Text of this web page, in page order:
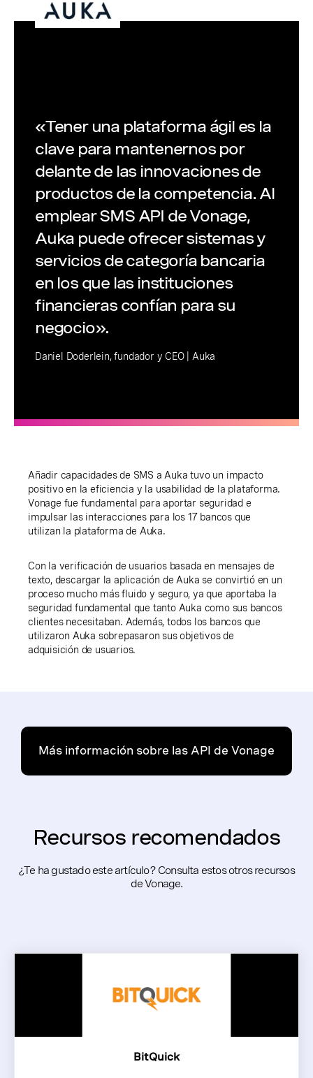
«Tener una plataforma ágil es la
clave para mantenernos por
delante de las innovaciones de
productos de la competencia. Al
emplear SMS API de Vonage,
Auka puede ofrecer sistemas y
servicios de categoría bancaria
en los que las instituciones
financieras confían para su
negocio».
Daniel Doderlein, fundador y CEO | Auka
Añadir capacidades de SMS a Auka tuvo un impacto
positivo en la eficiencia y la usabilidad de la plataforma.
Vonage fue fundamental para aportar seguridad e
impulsar las interacciones para los 17 bancos que
utilizan la plataforma de Auka.
Con la verificación de usuarios basada en mensajes de
texto, descargar la aplicación de Auka se convirtió en un
proceso mucho más fluido y seguro, ya que aportaba la
seguridad fundamental que tanto Auka como sus bancos
clientes necesitaban. Además, todos los bancos que
utilizaron Auka sobrepasaron sus objetivos de
adquisición de usuarios.
Más información sobre las API de Vonage
Recursos recomendados
¿Te ha gustado este artículo? Consulta estos otros recursos
de Vonage.
BitQuick